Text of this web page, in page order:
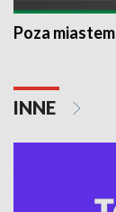
Poza miastem
INNE